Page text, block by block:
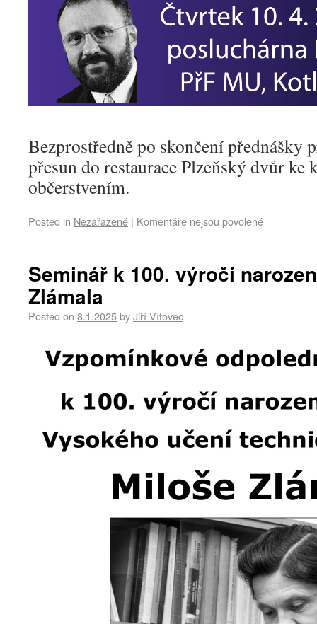
Bezprostředně po skončení přednášky
přesun do restaurace Plzeňský dvůr ke
občerstvením.
Posted in Nezařazené | Komentáře nejsou povolené
Seminář k 100. výročí
Zlámala
Posted on 8.1.2025byJiří Vítovec